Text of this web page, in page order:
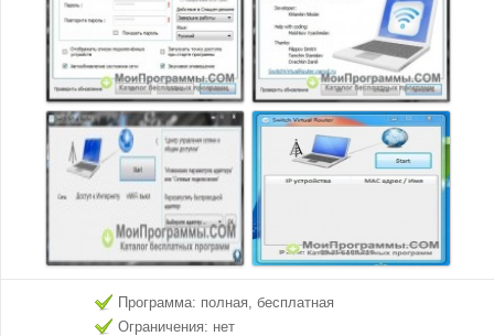
Программа: полная, бесплатная
Ограничения: нет